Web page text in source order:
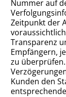
Nummer auf
Zeitpunkt der
Transparenz
Empfängern,
zu
Kunden den